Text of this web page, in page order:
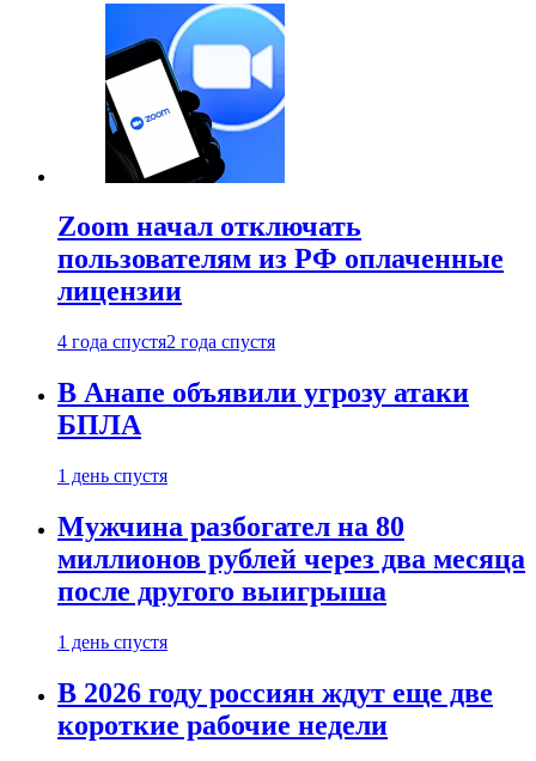
Zoom начал отключать
пользователям из РФ оплаченные
лицензии
4 года спустя2 года спустя
В Анапе объявили угрозу атаки
БПЛА
1 день спустя
Мужчина разбогател на 80
миллионов рублей через два месяца
после другого выигрыша
1 день спустя
В 2026 году россиян ждут еще две
короткие рабочие недели